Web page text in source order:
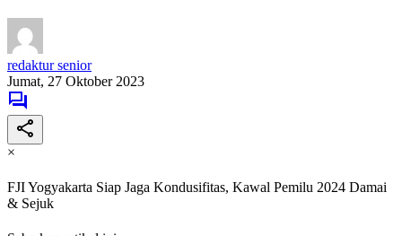
redaktur senior
Jumat, 27 Oktober 2023
×
FJI Yogyakarta Siap Jaga Kondusifitas, Kawal Pemilu 2024 Damai
& Sejuk